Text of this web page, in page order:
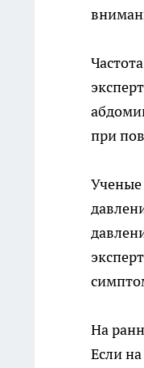
при
Ученые
На
Если